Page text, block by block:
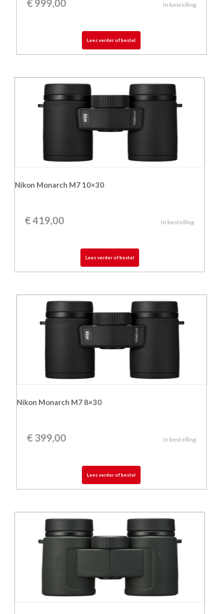
€999,00 In bestelling
Lees verder of bestel
Nikon Monarch M7 10×30
€419,00 In bestelling
Lees verder of bestel
Nikon Monarch M7 8×30
€399,00 In bestelling
Lees verder of bestel